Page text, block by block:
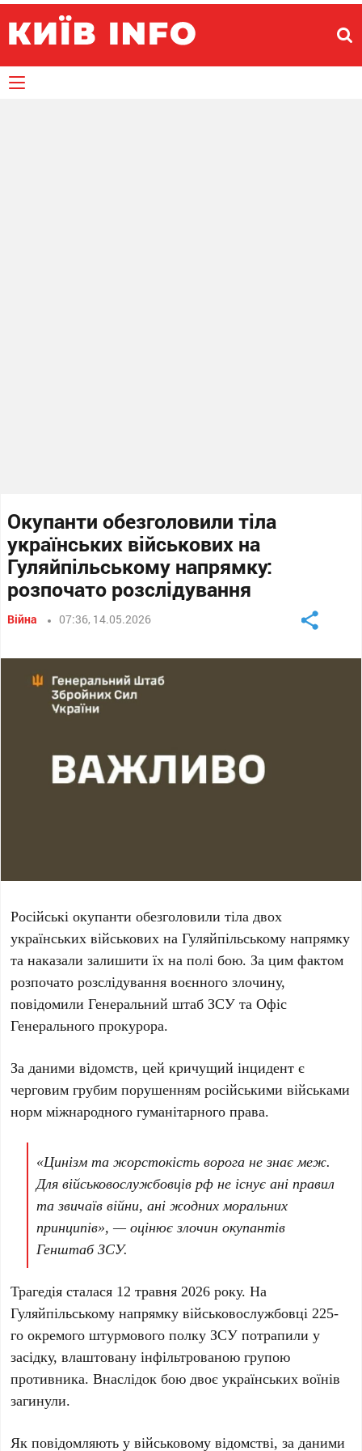
Окупанти обезголовили тіла
українських військових на
Гуляйпільському напрямку:
розпочато розслідування
Війна 07:36, 14.05.2026
Російські окупантиобезголовили тіла двох
українських військових на Гуляйпільському напрямку
та наказали залишити їх на полі бою. За цим фактом
розпочато розслідування воєнного злочину,
повідомили Генеральний штаб ЗСУ та Офіс
Генерального прокурора.
За даними відомств, цей кричущий інцидент є
черговим грубим порушенням російськими військами
норм міжнародного гуманітарного права.
«Цинізм та жорстокість ворога не знає меж.
Для військовослужбовців рф не існує ані правил
та звичаїв війни, ані жодних моральних
принципів», — оцінює злочин окупантів
Генштаб ЗСУ.
Трагедія сталася 12 травня 2026 року. На
Гуляйпільському напрямку військовослужбовці 225-
го окремого штурмового полку ЗСУ потрапили у
засідку, влаштовану інфільтрованою групою
противника. Внаслідок бою двоє українських воїнів
загинули.
Як повідомляють у військовому відомстві, за даними